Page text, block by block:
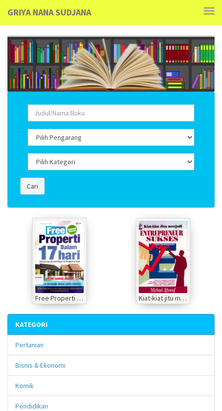
GRIYA NANA SUDJANA
Cari
Free Properti Dalam 17 Hari Kiat-kiat jitu menjadi Entrepreneur sukses
KATEGORI
Pertanian
Bisnis & Ekonomi
Komik
Pendidikan